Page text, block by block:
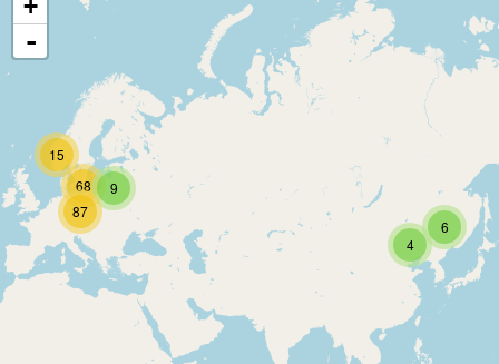
87
68 9
6
4
15
+
-